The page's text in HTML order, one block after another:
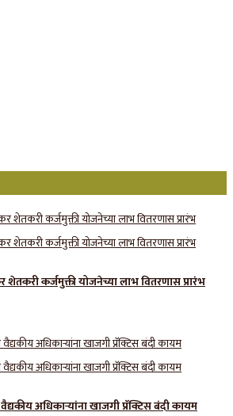
शेतकरी कर्जमुक्ती योजनेच्या लाभ वितरणास प्रारंभ
अधिकाऱ्यांना खाजगी प्रॅक्टिस बंदी कायम